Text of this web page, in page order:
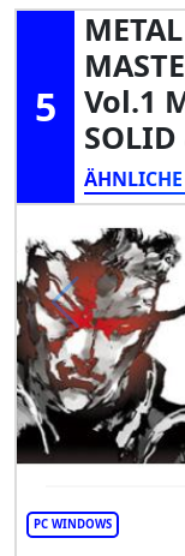
5
Vol.1
SOLID
PC WINDOWS